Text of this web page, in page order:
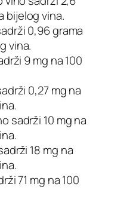
bijelog vina.
0,96 grama
vina.
9 mg na 100
0,27 mg na
sadrži 10 mg na
18 mg na
71 mg na 100